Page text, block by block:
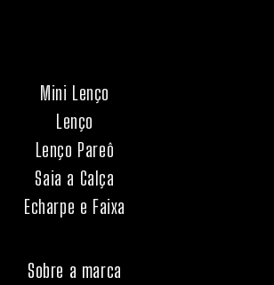
Mini Lenço
Lenço
Lenço Pareô
Saia a Calça
Echarpe e Faixa
Sobre a marca